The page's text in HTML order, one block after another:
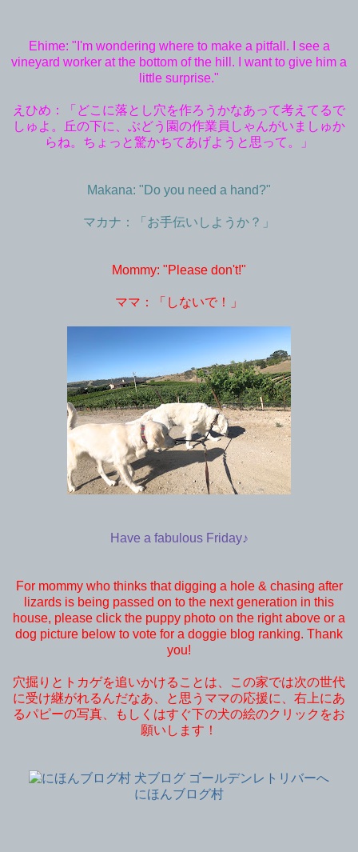
Ehime: "I'm wondering where to make a pitfall. I see a
vineyard worker at the bottom of the hill. I want to give him a
little surprise."
えひめ：「どこに落とし穴を作ろうかなあって考えてるで
しゅよ。丘の下に、ぶどう園の作業員しゃんがいましゅか
らね。ちょっと驚かちてあげようと思って。」
Makana: "Do you need a hand?"
マカナ：「お手伝いしようか？」
Mommy: "Please don't!"
ママ：「しないで！」
Have a fabulous Friday♪
For mommy who thinks that digging a hole & chasing after
lizards is being passed on to the next generation in this
house, please click the puppy photo on the right above or a
dog picture below to vote for a doggie blog ranking. Thank
you!
穴掘りとトカゲを追いかけることは、この家では次の世代
に受け継がれるんだなあ、と思うママの応援に、右上にあ
るパピーの写真、もしくはすぐ下の犬の絵のクリックをお
願いします！
にほんブログ村